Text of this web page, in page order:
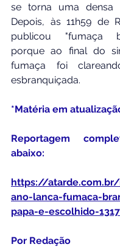
se torna uma densa
Depois, às 11h59 de
publicou "fumaça
porque ao final do
fumaça foi
esbranquiçada.
*Matéria em
Reportagem
abaixo:
https://
ano-lanca-fumaca-
papa-e-escolhido-
Por Redação